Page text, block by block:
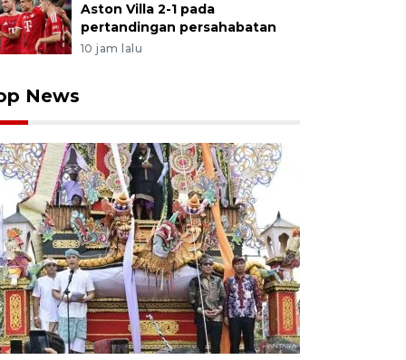
Aston Villa 2-1 pada
pertandingan persahabatan
10 jam lalu
News